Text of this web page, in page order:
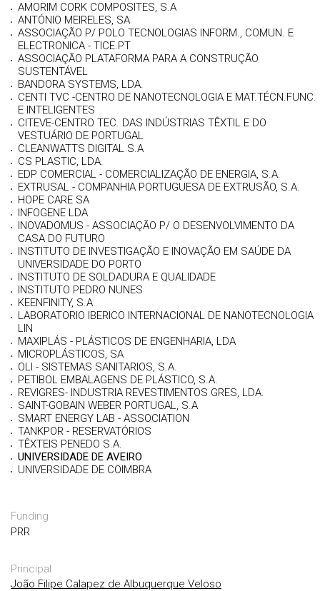
AMORIM CORK COMPOSITES, S.A
ANTÓNIO MEIRELES, SA
ASSOCIAÇÃO P/ POLO TECNOLOGIAS INFORM., COMUN. E
ELECTRONICA - TICE.PT
ASSOCIAÇÃO PLATAFORMA PARA A CONSTRUÇÃO
SUSTENTÁVEL
BANDORA SYSTEMS, LDA.
CENTI TVC -CENTRO DE NANOTECNOLOGIA E MAT.TÉCN.FUNC.
E INTELIGENTES
CITEVE-CENTRO TEC. DAS INDÚSTRIAS TÊXTIL E DO
VESTUÁRIO DE PORTUGAL
CLEANWATTS DIGITAL S.A
CS PLASTIC, LDA.
EDP COMERCIAL - COMERCIALIZAÇÃO DE ENERGIA, S.A.
EXTRUSAL - COMPANHIA PORTUGUESA DE EXTRUSÃO, S.A.
HOPE CARE SA
INFOGENE LDA
INOVADOMUS - ASSOCIAÇÃO P/ O DESENVOLVIMENTO DA
CASA DO FUTURO
INSTITUTO DE INVESTIGAÇÃO E INOVAÇÃO EM SAÚDE DA
UNIVERSIDADE DO PORTO
INSTITUTO DE SOLDADURA E QUALIDADE
INSTITUTO PEDRO NUNES
KEENFINITY, S.A.
LABORATORIO IBERICO INTERNACIONAL DE NANOTECNOLOGIA
LIN
MAXIPLÁS - PLÁSTICOS DE ENGENHARIA, LDA
MICROPLÁSTICOS, SA
OLI - SISTEMAS SANITARIOS, S.A.
PETIBOL EMBALAGENS DE PLÁSTICO, S.A.
REVIGRES- INDUSTRIA REVESTIMENTOS GRES, LDA.
SAINT-GOBAIN WEBER PORTUGAL, S.A
SMART ENERGY LAB - ASSOCIATION
TANKPOR - RESERVATÓRIOS
TÊXTEIS PENEDO S.A.
UNIVERSIDADE DE AVEIRO
UNIVERSIDADE DE COIMBRA
Funding
PRR
Principal
João Filipe Calapez de Albuquerque Veloso